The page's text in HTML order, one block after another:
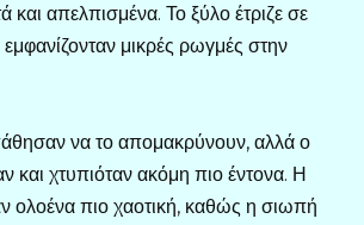
και απελπισμένα. Το ξύλο έτριζε σε
μικρές ρωγμές στην
να το απομακρύνουν, αλλά ο
και χτυπιόταν ακόμη πιο έντονα. Η
ολοένα πιο χαοτική, καθώς η σιωπή